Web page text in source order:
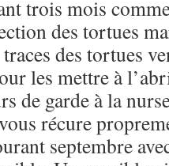
trois mois
des tortues
des tortues
les mettre à
de garde à la
récure
septembre